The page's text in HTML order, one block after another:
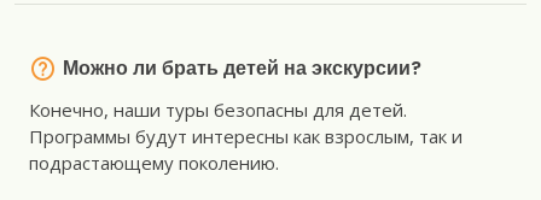
Можно ли брать детей на экскурсии?
Конечно, наши туры безопасны для детей.
Программы будут интересны как взрослым, так и
подрастающему поколению.